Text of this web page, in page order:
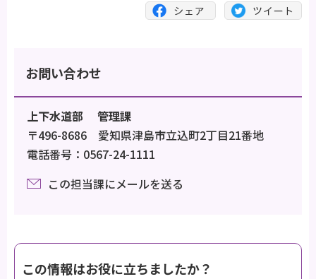
お問い合わせ
上下水道部 管理課
〒496-8686 愛知県津島市立込町2丁目21番地
電話番号：0567-24-1111
この担当課にメールを送る
この情報はお役に立ちましたか？